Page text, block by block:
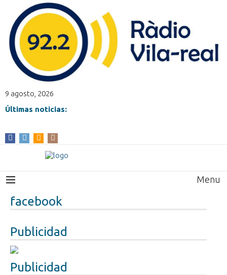
9 agosto, 2026
Últimas noticias:
Menu
facebook
Publicidad
Publicidad